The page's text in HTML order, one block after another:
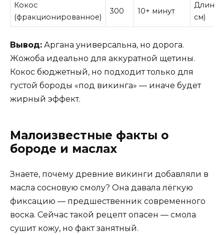
Кокос
(фракционированное)
300 10+ минут
см)
Вывод: Аргана универсальна, но дорога.
Жожоба идеально для аккуратной щетины.
Кокос бюджетный, но подходит только для
густой бороды «под викинга» — иначе будет
жирный эффект.
Малоизвестные факты о
бороде и маслах
Знаете, почему древние викинги добавляли в
масла сосновую смолу? Она давала лёгкую
фиксацию — предшественник современного
воска. Сейчас такой рецепт опасен — смола
сушит кожу, но факт занятный.